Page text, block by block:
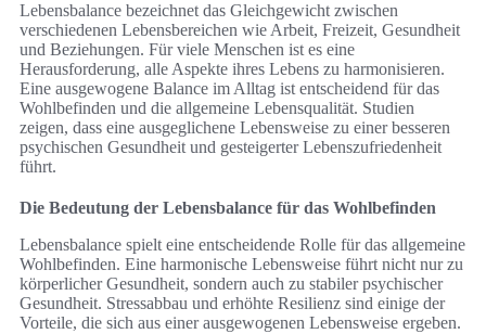
Lebensbalance bezeichnet das Gleichgewicht zwischen
verschiedenen Lebensbereichen wie Arbeit, Freizeit, Gesundheit
und Beziehungen. Für viele Menschen ist es eine
Herausforderung, alle Aspekte ihres Lebens zu harmonisieren.
Eine ausgewogene Balance im Alltag ist entscheidend für das
Wohlbefinden und die allgemeine Lebensqualität. Studien
zeigen, dass eine ausgeglichene Lebensweise zu einer besseren
psychischen Gesundheit und gesteigerter Lebenszufriedenheit
führt.
Die Bedeutung der Lebensbalance für das Wohlbefinden
Lebensbalance spielt eine entscheidende Rolle für das allgemeine
Wohlbefinden. Eine harmonische Lebensweise führt nicht nur zu
körperlicher Gesundheit, sondern auch zu stabiler psychischer
Gesundheit. Stressabbau und erhöhte Resilienz sind einige der
Vorteile, die sich aus einer ausgewogenen Lebensweise ergeben.